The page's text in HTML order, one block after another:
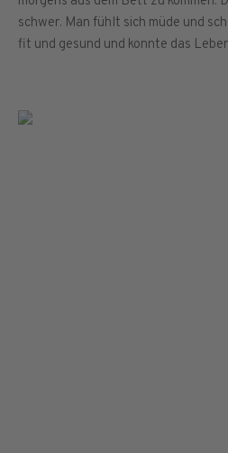
schwer. Man fühlt sich müde und
fit und gesund und konnte das